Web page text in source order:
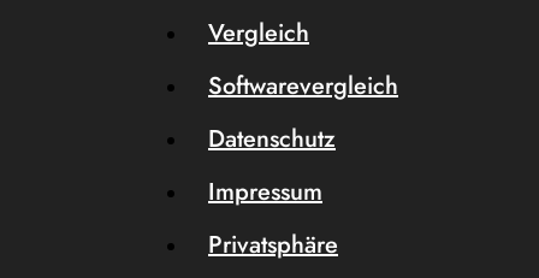
Vergleich
Softwarevergleich
Datenschutz
Impressum
Privatsphäre